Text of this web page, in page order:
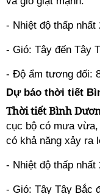
- Nhiệt độ thấp nhất
- Gió: Tây đến Tây
- Độ ẩm tương đối:
Dự báo thời tiết
Thời tiết Bình
cục bộ có mưa
có khả năng xảy ra
- Nhiệt độ thấp nhất
- Gió: Tây Tây Bắc